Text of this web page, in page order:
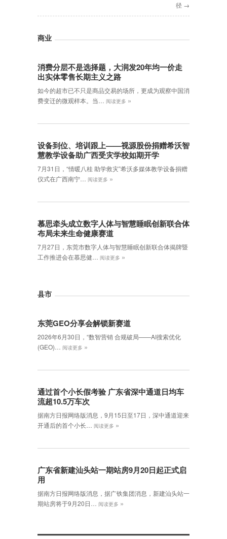
径 →
商业
消费分层不是选择题，大润发20年均一价走
出实体零售长期主义之路
如今的超市已不只是商品交易的场所，更成为观察中国消
费变迁的微观样本。当…
阅读更多 »
设备到位、培训跟上——视源股份捐赠希沃智
慧教学设备助广西受灾学校如期开学
7月31日，“情暖八桂 助学救灾”希沃多媒体教学设备捐赠
仪式在广西南宁…
阅读更多 »
慕思牵头成立数字人体与智慧睡眠创新联合体
布局未来生命健康赛道
7月27日，东莞市数字人体与智慧睡眠创新联合体揭牌暨
工作推进会在慕思健…
阅读更多 »
县市
东莞GEO分享会解锁新赛道
2026年6月30日，‌“数智营销 合规破局——AI搜索优化
(GEO)…
阅读更多 »
通过首个小长假考验 广东省深中通道日均车
流超10.5万车次
据南方日报网络版消息，9月15日至17日，深中通道迎来
开通后的首个小长…
阅读更多 »
广东省新建汕头站一期站房9月20日起正式启
用
据南方日报网络版消息，据广铁集团消息，新建汕头站一
期站房将于9月20日…
阅读更多 »